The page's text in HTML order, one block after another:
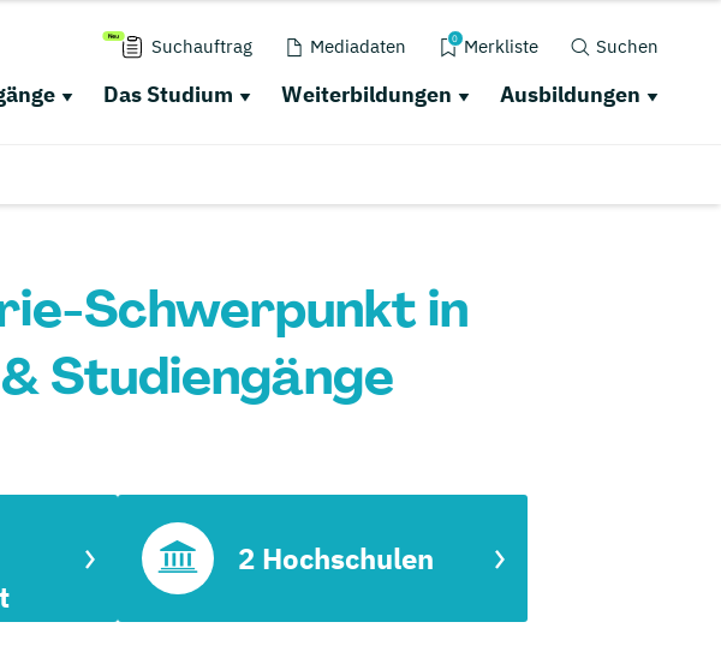
Suchauftrag Mediadaten 0 Merkliste Suchen
Das Studium Weiterbildungen Ausbildungen
Schwerpunkt in
Studiengänge
2 Hochschulen